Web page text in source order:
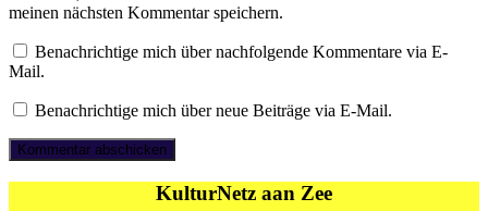
meinen nächsten Kommentar speichern.
Benachrichtige mich über nachfolgende Kommentare via E-
Mail.
Benachrichtige mich über neue Beiträge via E-Mail.
KulturNetz aan Zee